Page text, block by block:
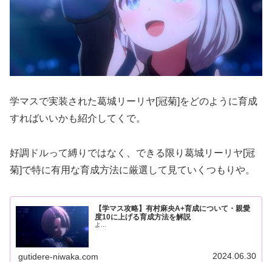
学マスで実装された葛城リーリヤ[冠菊]をどのように育成
すればいいかも紹介してくで。
好調ドルって縛りではなく、できる限り葛城リーリヤ[冠
菊]で特に有用な育成方法に厳選して見ていくつもりや。
【学マス攻略】有村麻央A+育成について・親愛
度10に上げる育成方法を解説
よ...
gutidere-niwaka.com 2024.06.30